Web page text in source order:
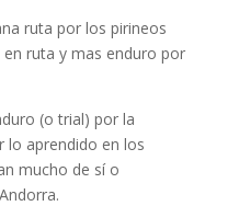
ruta por los pirineos
ruta y mas enduro por
(o trial) por la
lo aprendido en los
mucho de sí o